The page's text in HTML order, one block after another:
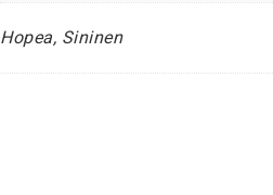
Hopea, Sininen